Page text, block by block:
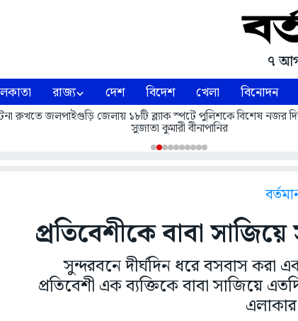
৭
রাজ্য দেশ বিদেশ খেলা বিনোদন
রুখতে জলপাইগুড়ি জেলায় ১৮টি ব্ল্যাক স্পটে পুলিশকে বিশেষ নজর
সুজাতা কুমারী বীনাপানির
প্রতিবেশীকে বাবা
সুন্দরবনে দীর্ঘদিন ধরে বসবাস করা
প্রতিবেশী এক ব্যক্তিকে বাবা সাজিয়ে